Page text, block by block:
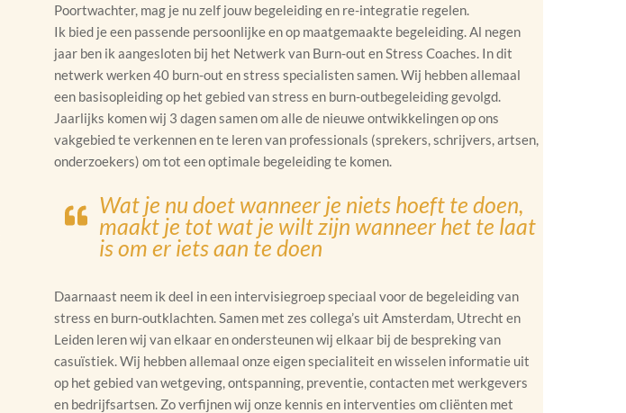
Poortwachter, mag je nu zelf jouw begeleiding en re-integratie regelen.
Ik bied je een passende persoonlijke en op maatgemaakte begeleiding. Al negen
jaar ben ik aangesloten bij het Netwerk van Burn-out en Stress Coaches. In dit
netwerk werken 40 burn-out en stress specialisten samen. Wij hebben allemaal
een basisopleiding op het gebied van stress en burn-outbegeleiding gevolgd.
Jaarlijks komen wij 3 dagen samen om alle de nieuwe ontwikkelingen op ons
vakgebied te verkennen en te leren van professionals (sprekers, schrijvers, artsen,
onderzoekers) om tot een optimale begeleiding te komen.
Wat je nu doet wanneer je niets hoeft te doen,
maakt je tot wat je wilt zijn wanneer het te laat
is om er iets aan te doen
Daarnaast neem ik deel in een intervisiegroep speciaal voor de begeleiding van
stress en burn-outklachten. Samen met zes collega’s uit Amsterdam, Utrecht en
Leiden leren wij van elkaar en ondersteunen wij elkaar bij de bespreking van
casuïstiek. Wij hebben allemaal onze eigen specialiteit en wisselen informatie uit
op het gebied van wetgeving, ontspanning, preventie, contacten met werkgevers
en bedrijfsartsen. Zo verfijnen wij onze kennis en interventies om cliënten met